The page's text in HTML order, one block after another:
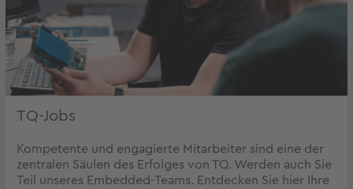
TQ-Jobs
Kompetente und engagierte Mitarbeiter sind eine der
zentralen Säulen des Erfolges von TQ. Werden auch Sie
Teil unseres Embedded-Teams. Entdecken Sie hier Ihre